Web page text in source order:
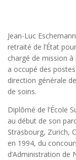
Jean-Luc
retraité de l’État
chargé de mission
a occupé des
direction générale
de soins.
Diplômé de l’École
au début de son
Strasbourg, Zurich,
en 1994, du
d’Administration de